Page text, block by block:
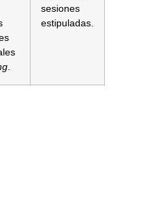
sesiones
estipuladas.